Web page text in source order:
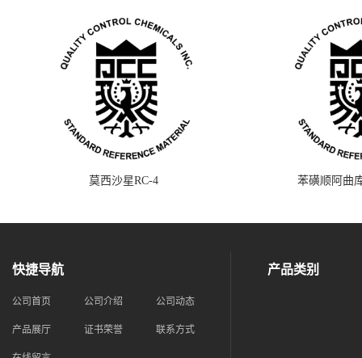
莫西沙星RC-4 苯磺顺阿曲
快捷导航
公司首页 公司介绍 公司动态
产品展厅 证书荣誉 联系方式
产品类别